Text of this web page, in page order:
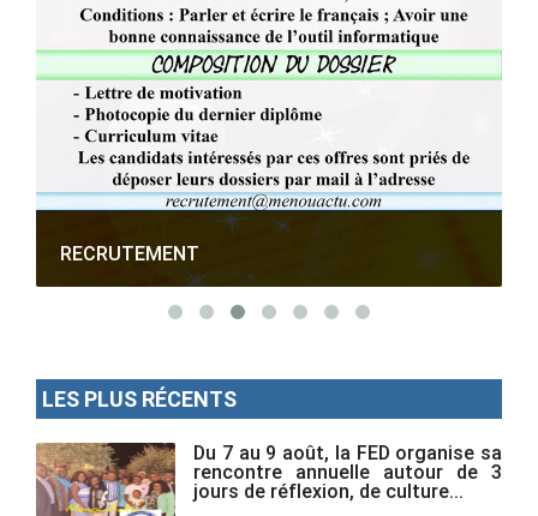
RECRUTEMENT
LES PLUS RÉCENTS
Du 7 au 9 août, la FED organise sa
rencontre annuelle autour de 3
jours de réflexion, de culture...